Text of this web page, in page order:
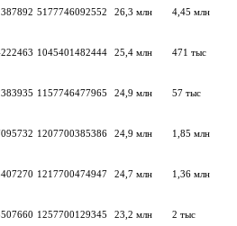
5177746092552 26,3 млн 4,45 млн
1045401482444 25,4 млн 471 тыс
1157746477965 24,9 млн 57 тыс
1207700385386 24,9 млн 1,85 млн
1217700474947 24,7 млн 1,36 млн
1257700129345 23,2 млн 2 тыс